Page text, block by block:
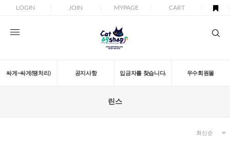
LOGIN JOIN MYPAGE CART
싸게~싸게(땡처리) 공지사항 입금자를 찾습니다. 우수회원몰
린스